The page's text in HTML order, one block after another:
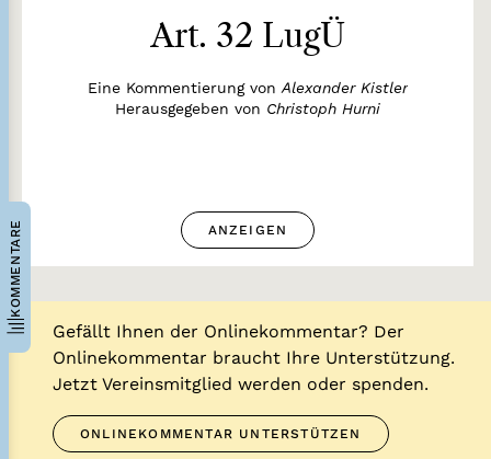
KOMMENTARE
Art. 32 LugÜ
Eine Kommentierung von Alexander Kistler
Herausgegeben von Christoph Hurni
ANZEIGEN
Gefällt Ihnen der Onlinekommentar? Der
Onlinekommentar braucht Ihre Unterstützung.
Jetzt Vereinsmitglied werden oder spenden.
ONLINEKOMMENTAR UNTERSTÜTZEN